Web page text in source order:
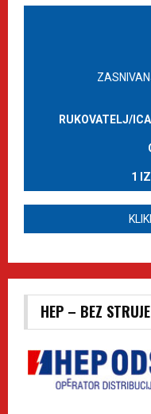
RUKOVATELJ/
1
HEP – BEZ STRUJE